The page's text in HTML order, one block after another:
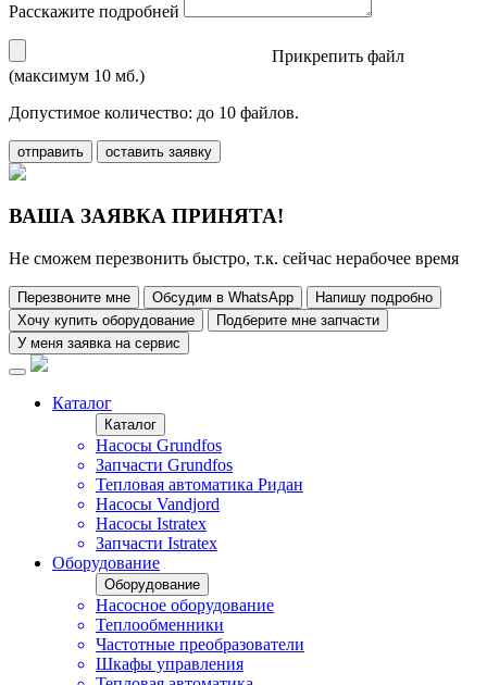
Расскажите подробней
Прикрепить файл
(максимум 10 мб.)
Допустимое количество: до 10 файлов.
отправить оставить заявку
ВАША ЗАЯВКА ПРИНЯТА!
Не сможем перезвонить быстро, т.к. сейчас нерабочее время
Перезвоните мне Обсудим в WhatsApp
Напишу подробно
Хочу купить оборудование
Подберите мне запчасти
У меня заявка на сервис
Каталог
Каталог
Насосы Grundfos
Запчасти Grundfos
Тепловая автоматика Ридан
Насосы Vandjord
Насосы Istratex
Запчасти Istratex
Оборудование
Оборудование
Насосное оборудование
Теплообменники
Частотные преобразователи
Шкафы управления